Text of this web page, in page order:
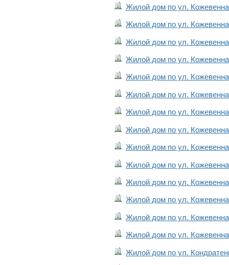
Жилой дом по ул.
Жилой дом по ул.
Жилой дом по ул.
Жилой дом по ул.
Жилой дом по ул.
Жилой дом по ул.
Жилой дом по ул.
Жилой дом по ул.
Жилой дом по ул.
Жилой дом по ул.
Жилой дом по ул.
Жилой дом по ул.
Жилой дом по ул.
Жилой дом по ул.
Жилой дом по ул.